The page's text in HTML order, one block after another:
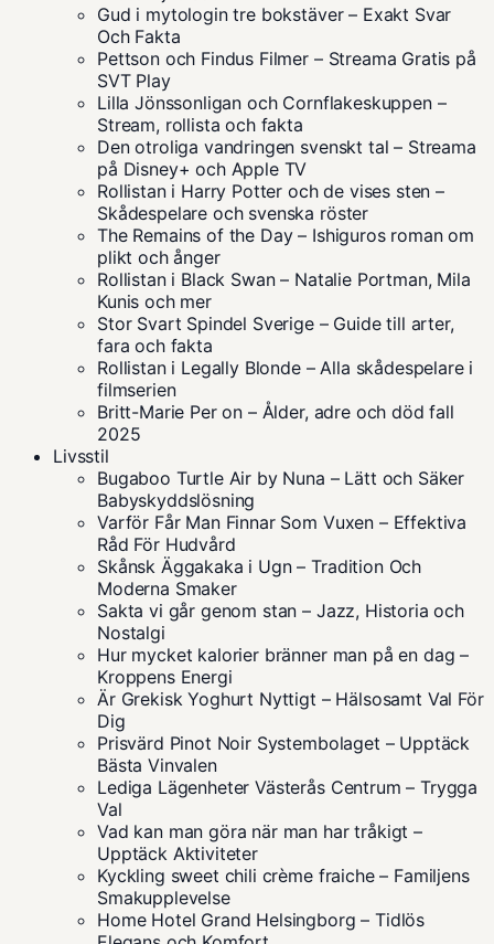
Gud i mytologin tre bokstäver – Exakt Svar
Och Fakta
Pettson och Findus Filmer – Streama Gratis på
SVT Play
Lilla Jönssonligan och Cornflakeskuppen –
Stream, rollista och fakta
Den otroliga vandringen svenskt tal – Streama
på Disney+ och Apple TV
Rollistan i Harry Potter och de vises sten –
Skådespelare och svenska röster
The Remains of the Day – Ishiguros roman om
plikt och ånger
Rollistan i Black Swan – Natalie Portman, Mila
Kunis och mer
Stor Svart Spindel Sverige – Guide till arter,
fara och fakta
Rollistan i Legally Blonde – Alla skådespelare i
filmserien
Britt-Marie Per on – Ålder, adre och död fall
2025
Livsstil
Bugaboo Turtle Air by Nuna – Lätt och Säker
Babyskyddslösning
Varför Får Man Finnar Som Vuxen – Effektiva
Råd För Hudvård
Skånsk Äggakaka i Ugn – Tradition Och
Moderna Smaker
Sakta vi går genom stan – Jazz, Historia och
Nostalgi
Hur mycket kalorier bränner man på en dag –
Kroppens Energi
Är Grekisk Yoghurt Nyttigt – Hälsosamt Val För
Dig
Prisvärd Pinot Noir Systembolaget – Upptäck
Bästa Vinvalen
Lediga Lägenheter Västerås Centrum – Trygga
Val
Vad kan man göra när man har tråkigt –
Upptäck Aktiviteter
Kyckling sweet chili crème fraiche – Familjens
Smakupplevelse
Home Hotel Grand Helsingborg – Tidlös